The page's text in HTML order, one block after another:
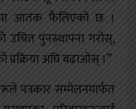
आतंक फैलिएको छ ।
पुनस्र्थापना गरोस्,
प्रक्रिया अघि बढाओस् ।”
पत्रकार सम्मेलनमार्फत